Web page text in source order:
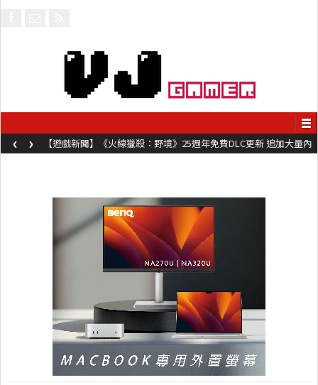
DLC更新 追加大量內 【遊戲介紹】《Valor Mortis》第一身視點
魔法殺敵
‹ ›